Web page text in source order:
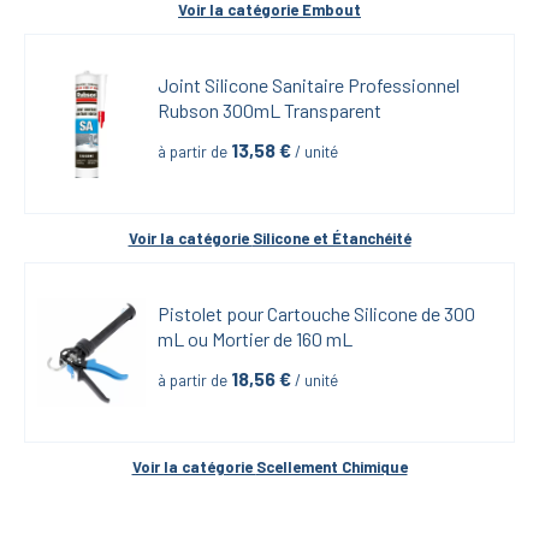
Voir la catégorie Embout
Joint Silicone Sanitaire Professionnel
Rubson 300mL Transparent
à partir de 13,58 € / unité
Voir la catégorie Silicone et Étanchéité
Pistolet pour Cartouche Silicone de 300
mL ou Mortier de 160 mL
à partir de 18,56 € / unité
Voir la catégorie Scellement Chimique